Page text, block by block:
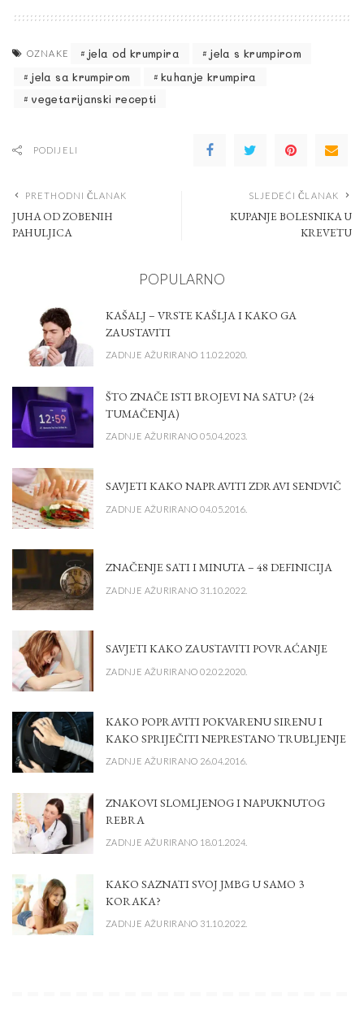
OZNAKE jela od krumpira
jela s krumpirom
jela sa krumpirom
kuhanje krumpira
vegetarijanski recepti
PODIJELI
PRETHODNI ČLANAK
JUHA OD ZOBENIH
PAHULJICA
SLJEDEĆI ČLANAK
KUPANJE BOLESNIKA U
KREVETU
POPULARNO
KAŠALJ – VRSTE KAŠLJA I KAKO GA
ZAUSTAVITI
ZADNJE AŽURIRANO 11.02.2020.
ŠTO ZNAČE ISTI BROJEVI NA SATU? (24
TUMAČENJA)
ZADNJE AŽURIRANO 05.04.2023.
SAVJETI KAKO NAPRAVITI ZDRAVI SENDVIČ
ZADNJE AŽURIRANO 04.05.2016.
ZNAČENJE SATI I MINUTA – 48 DEFINICIJA
ZADNJE AŽURIRANO 31.10.2022.
SAVJETI KAKO ZAUSTAVITI POVRAĆANJE
ZADNJE AŽURIRANO 02.02.2020.
KAKO POPRAVITI POKVARENU SIRENU I
KAKO SPRIJEČITI NEPRESTANO TRUBLJENJE
ZADNJE AŽURIRANO 26.04.2016.
ZNAKOVI SLOMLJENOG I NAPUKNUTOG
REBRA
ZADNJE AŽURIRANO 18.01.2024.
KAKO SAZNATI SVOJ JMBG U SAMO 3
KORAKA?
ZADNJE AŽURIRANO 31.10.2022.